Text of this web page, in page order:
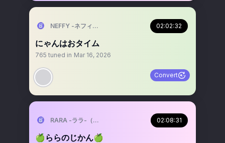
NEFFY -ネフィ-（VALIS） 02:02:32
にゃんはおタイム
765 tuned in Mar 16, 2026
Convert
RARA -ララ-（VALIS） 02:08:31
🍏ららのじかん🍏